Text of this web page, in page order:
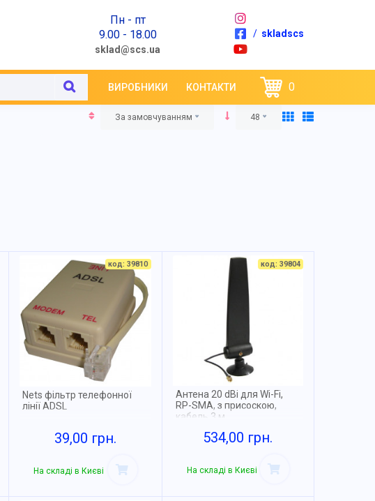
Пн - пт
9.00 - 18.00
sklad@scs.ua
/ skladscs
ВИРОБНИКИ КОНТАКТИ 0
За замовчуванням 48
код: 39810
Nets фільтр телефонної
лінії ADSL
39,00 грн.
На складі в Києві
код: 39804
Антена 20 dBi для Wi-Fi,
RP-SMA, з присоскою,
кабель 3 м,
534,00 грн.
На складі в Києві